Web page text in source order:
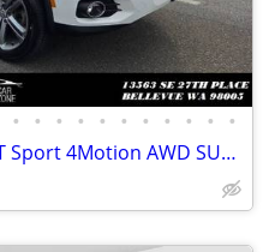
• • • • • • • • • • •
2017 Volkswagen Tiguan 2.0T Sport 4Motion AWD SUV Low Mileage!